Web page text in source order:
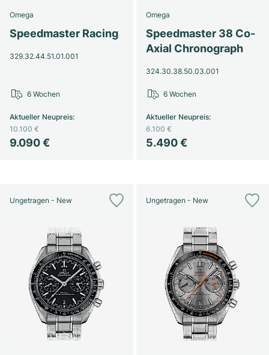
Omega
Speedmaster Racing
329.32.44.51.01.001
9.090 €
Aktueller Neupreis:
10.100 €
6 Wochen
Omega
Speedmaster 38 Co-
Axial Chronograph
324.30.38.50.03.001
5.490 €
Aktueller Neupreis:
6.100 €
6 Wochen
Ungetragen - New Ungetragen - New